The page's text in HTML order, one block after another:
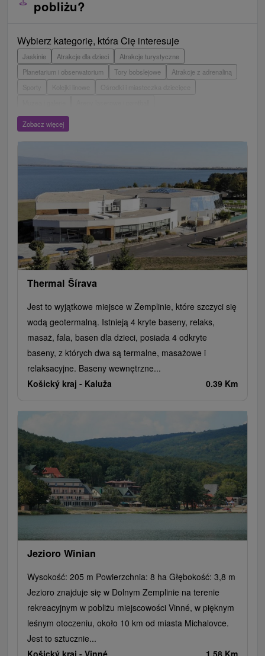
pobliżu?
Wybierz kategorię, która Cię interesuje
Jaskinie Atrakcje dla dzieci
Atrakcje turystyczne
Planetarium i obserwatorium
Tory bobslejowe
Atrakcje z adrenaliną
Wieże obserwacyjne i chodniki
Aquaparki, baseny
Tarcze
Jeziora, jeziora, zbiorniki wodne
Jazda konna
Túry a turistické chodníky
Chaty górskie Zamki
Teatry
Miejsca sakralne
Rafting, rafting, rafting
Ośrodek narciarski
Parki miejskie i zamkowe
Obiekty architektoniczne
Pola golfowe
Amfiteatry i kina w przyrodzie
Cyklotrasy Szlaki winne
Zobacz więcej
Thermal Šírava
Jest to wyjątkowe miejsce w Zemplinie, które szczyci się
wodą geotermalną. Istnieją 4 kryte baseny, relaks,
masaż, fala, basen dla dzieci, posiada 4 odkryte
baseny, z których dwa są termalne, masażowe i
relaksacyjne. Baseny wewnętrzne...
Košický kraj - Kaluža 0.39 Km
Jezioro Winian
Wysokość: 205 m Powierzchnia: 8 ha Głębokość: 3,8 m
Jezioro znajduje się w Dolnym Zemplinie na terenie
rekreacyjnym w pobliżu miejscowości Vinné, w pięknym
leśnym otoczeniu, około 10 km od miasta Michalovce.
Jest to sztucznie...
Košický kraj - Vinné 1.58 Km